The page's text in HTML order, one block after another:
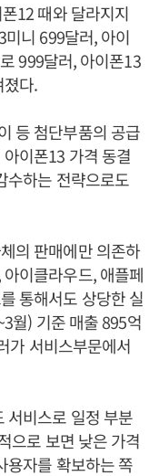
12 때와 달라지지
니 699달러, 아이
999달러, 아이폰13
다.
등 첨단부품의 공급
이폰13 가격 동결
수하는 전략으로도
의 판매에만 의존하
이클라우드, 애플페
통해서도 상당한 실
월) 기준 매출 895억
가 서비스부문에서
서비스로 일정 부분
으로 보면 낮은 가격
용자를 확보하는 쪽